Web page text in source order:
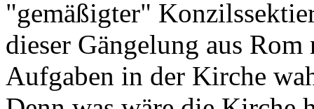
"gemäßigter"
dieser Gängelung aus
Aufgaben in der Kirche